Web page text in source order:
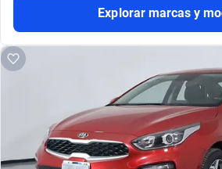
Explorar marcas y